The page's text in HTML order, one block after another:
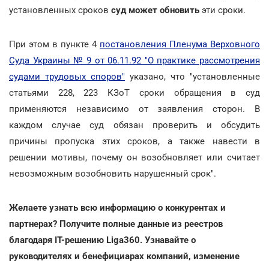
установленных сроков суд может обновить эти сроки.
При этом в пункте 4 постановления Пленума Верховного
Суда Украины № 9 от 06.11.92 "О практике рассмотрения
судами трудовых споров" указано, что "установленные
статьями 228, 223 КЗоТ сроки обращения в суд
применяются независимо от заявления сторон. В
каждом случае суд обязан проверить и обсудить
причины пропуска этих сроков, а также навести в
решении мотивы, почему он возобновляет или считает
невозможным возобновить нарушенный срок".
Желаете узнать всю информацию о конкурентах и
партнерах? Получите полные данные из реестров
благодаря IT-решению Liga360. Узнавайте о
руководителях и бенефициарах компаний, изменение